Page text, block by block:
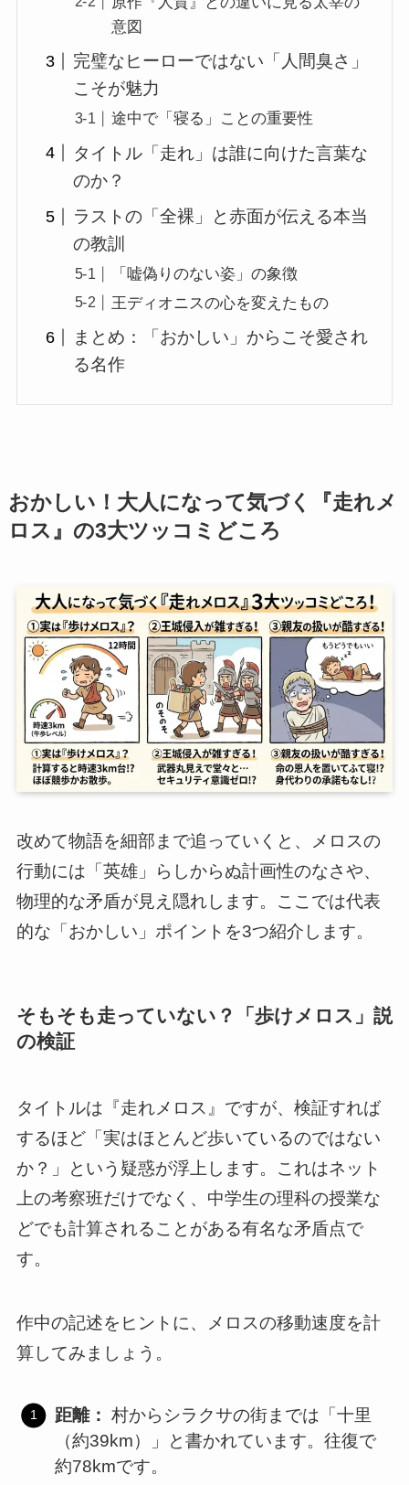
意図
完璧なヒーローではない「人間臭さ」
こそが魅力
途中で「寝る」ことの重要性
タイトル「走れ」は誰に向けた言葉な
のか？
ラストの「全裸」と赤面が伝える本当
の教訓
「嘘偽りのない姿」の象徴
王ディオニスの心を変えたもの
まとめ：「おかしい」からこそ愛され
る名作
おかしい！大人になって気づく『走れメ
ロス』の3大ツッコミどころ
改めて物語を細部まで追っていくと、メロスの
行動には「英雄」らしからぬ計画性のなさや、
物理的な矛盾が見え隠れします。ここでは代表
的な「おかしい」ポイントを3つ紹介します。
そもそも走っていない？「歩けメロス」説
の検証
タイトルは『走れメロス』ですが、検証すれば
するほど「実はほとんど歩いているのではない
か？」という疑惑が浮上します。これはネット
上の考察班だけでなく、中学生の理科の授業な
どでも計算されることがある有名な矛盾点で
す。
作中の記述をヒントに、メロスの移動速度を計
算してみましょう。
距離： 村からシラクサの街までは「十里
（約39km）」と書かれています。往復で
約78kmです。